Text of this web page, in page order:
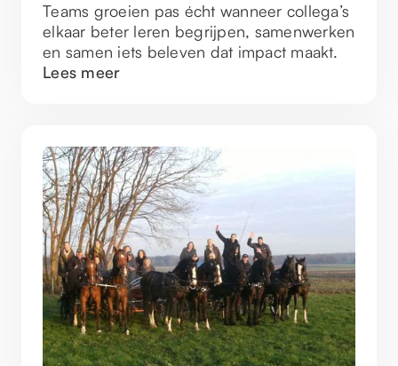
Teams groeien pas écht wanneer collega’s
elkaar beter leren begrijpen, samenwerken
en samen iets beleven dat impact maakt.
Lees meer